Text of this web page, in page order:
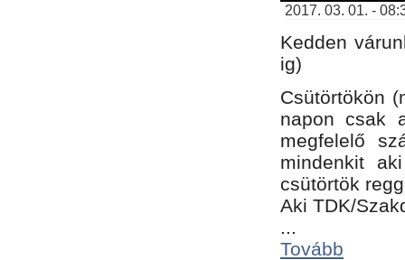
2017. 03. 01. -
Kedden
ig)
Csütörtökön
napon csak
megfelelő
mindenkit
csütörtök
Aki TDK/
...
Tovább